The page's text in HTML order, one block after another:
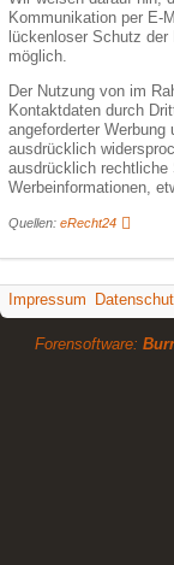
Kommunikation per E-
lückenloser Schutz
möglich.
Der Nutzung von im
Kontaktdaten durch
angeforderter
ausdrücklich
ausdrücklich rechtliche
Werbeinformationen,
Quellen: eRecht24
Impressum
Forensoftware: